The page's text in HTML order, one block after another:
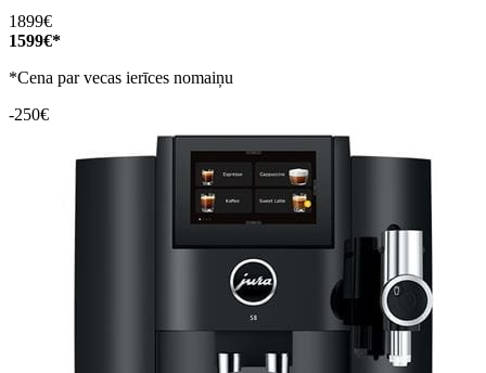
1899€
1599€*
*Cena par vecas ierīces nomaiņu
-250€